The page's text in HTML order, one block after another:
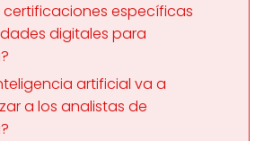
certificaciones específicas
digitales para
artificial va a
a los analistas de